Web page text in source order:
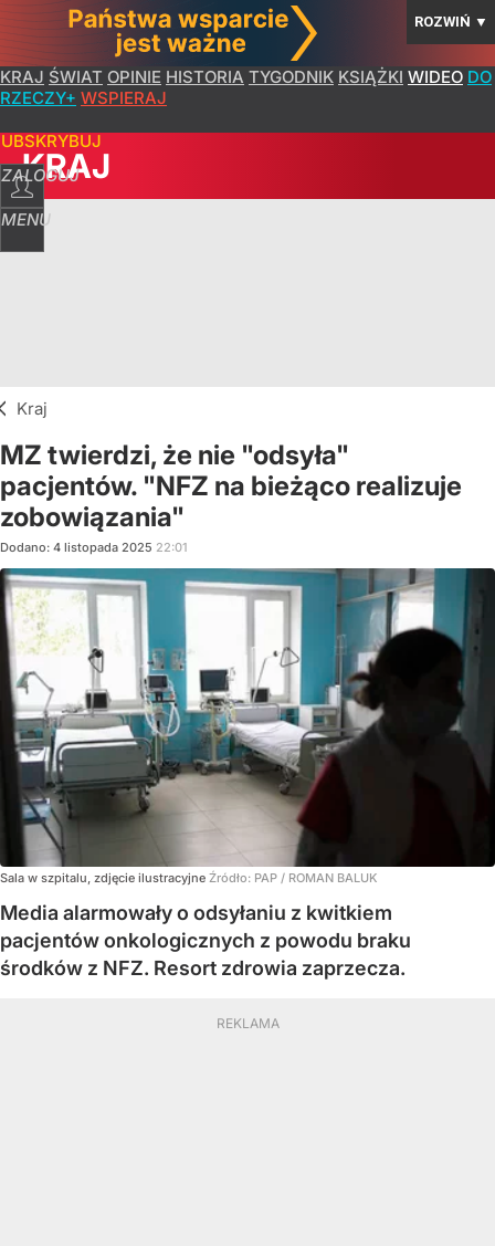
ROZWIŃ ▼
KRAJ ŚWIAT OPINIE HISTORIA TYGODNIK KSIĄŻKI WIDEO DO
RZECZY+ WSPIERAJ
ZALOGUJ
MENU
KRAJ
Kraj
MZ twierdzi, że nie "odsyła"
pacjentów. "NFZ na bieżąco realizuje
zobowiązania"
Dodano: 4 listopada 2025 22:01
Sala w szpitalu, zdjęcie ilustracyjne Źródło: PAP / ROMAN BALUK
Media alarmowały o odsyłaniu z kwitkiem
pacjentów onkologicznych z powodu braku
środków z NFZ. Resort zdrowia zaprzecza.